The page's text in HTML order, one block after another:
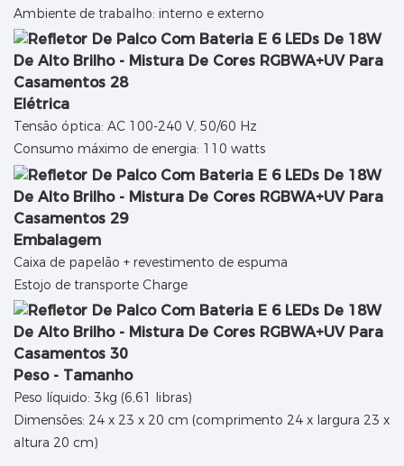
Ambiente de trabalho: interno e externo
Elétrica
Tensão óptica: AC 100-240 V, 50/60 Hz
Consumo máximo de energia: 110 watts
Embalagem
Caixa de papelão + revestimento de espuma
Estojo de transporte Charge
Peso - Tamanho
Peso líquido: 3kg (6,61 libras)
Dimensões: 24 x 23 x 20 cm (comprimento 24 x largura 23 x
altura 20 cm)